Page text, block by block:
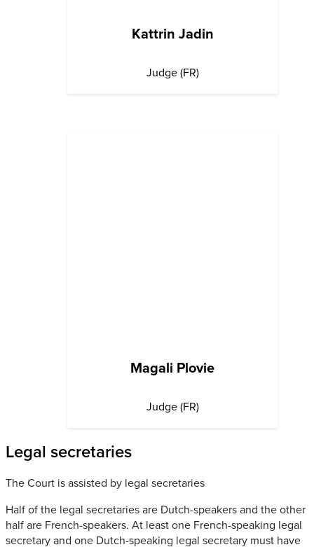
Kattrin Jadin
Judge (FR)
Magali Plovie
Judge (FR)
Legal secretaries
The Court is assisted by legal secretaries
Half of the legal secretaries are Dutch-speakers and the other
half are French-speakers. At least one French-speaking legal
secretary and one Dutch-speaking legal secretary must have